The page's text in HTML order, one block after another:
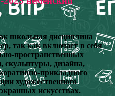
школьная дисциплина
так как включает в себя
пространственных
скульптуры, дизайна,
прикладного
художественного
искусствах.